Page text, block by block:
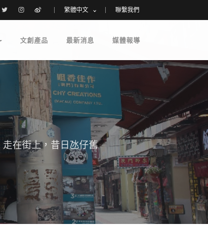
繁體中文 聯繫我們
文創產品 最新消息 媒體報導
在街上，昔日氹仔舊